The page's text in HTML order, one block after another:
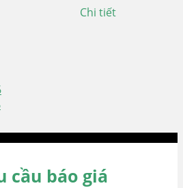
Chi tiết
cầu báo giá